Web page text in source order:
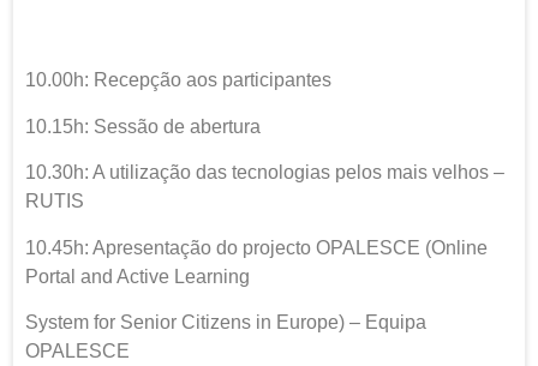
10.00h: Recepção aos participantes
10.15h: Sessão de abertura
10.30h: A utilização das tecnologias pelos mais velhos –
RUTIS
10.45h: Apresentação do projecto OPALESCE (Online
Portal and Active Learning
System for Senior Citizens in Europe) – Equipa
OPALESCE